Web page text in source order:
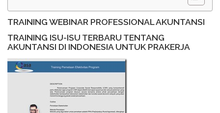
TRAINING WEBINAR PROFESSIONAL AKUNTANSI
TRAINING ISU-ISU TERBARU TENTANG
AKUNTANSI DI INDONESIA UNTUK PRAKERJA